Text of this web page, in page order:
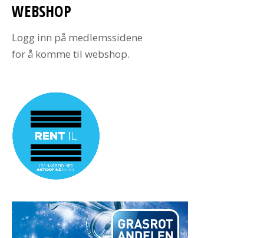
WEBSHOP
Logg inn på medlemssidene
for å komme til webshop.